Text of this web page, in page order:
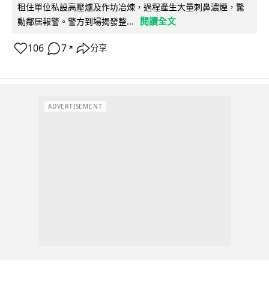
租住單位私設高壓爐及作坊冶煉，過程產生大量刺鼻濃煙，驚
動鄰居報警。警方到場揭發整...
閱讀全文
106 7 ↗ 分享
ADVERTISEMENT